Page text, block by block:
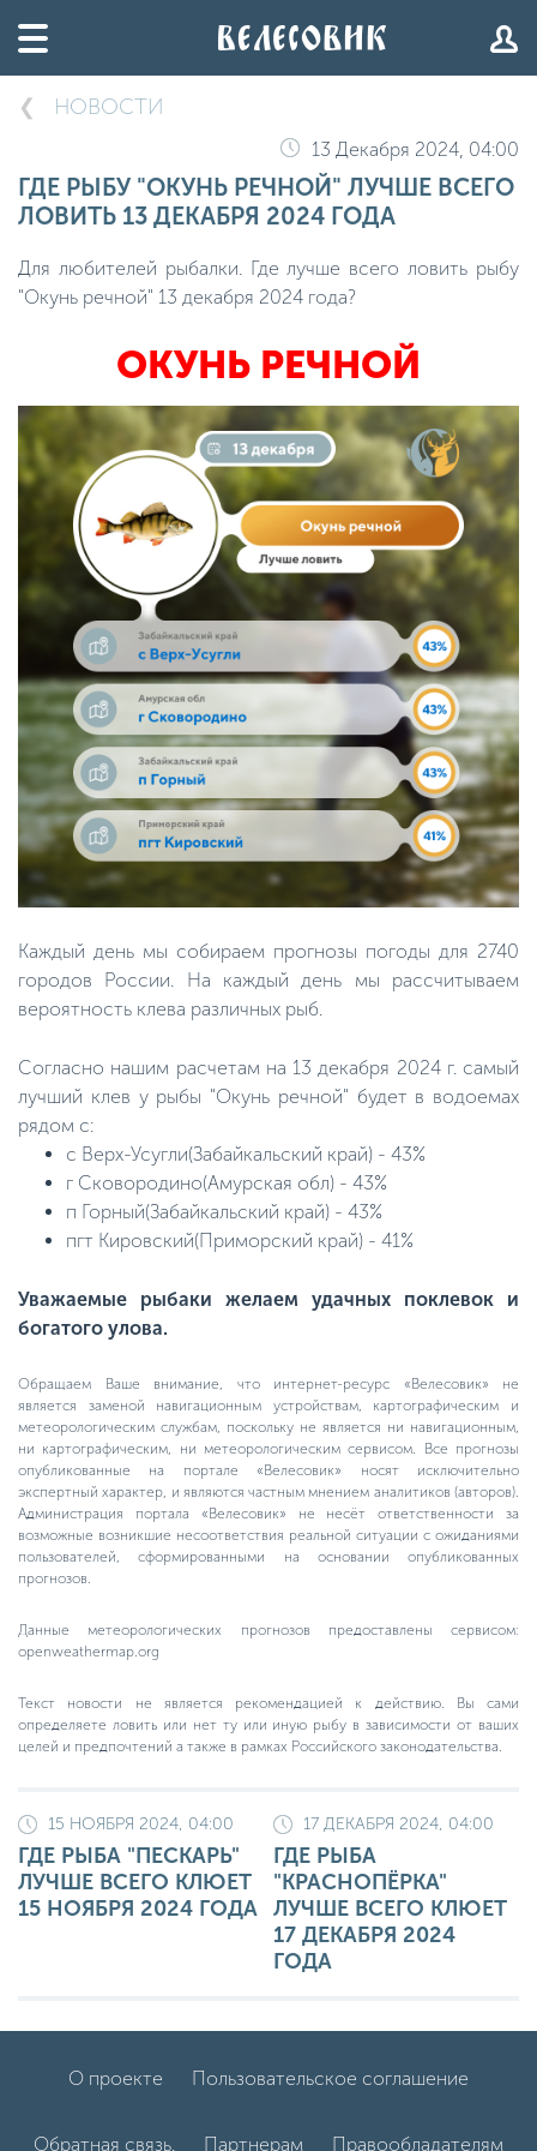
НОВОСТИ
13 Декабря 2024, 04:00
ГДЕ РЫБУ "ОКУНЬ РЕЧНОЙ" ЛУЧШЕ ВСЕГО
ЛОВИТЬ 13 ДЕКАБРЯ 2024 ГОДА
Для любителей рыбалки. Где лучше всего ловить рыбу
"Окунь речной" 13 декабря 2024 года?
ОКУНЬ РЕЧНОЙ
Каждый день мы собираем прогнозы погоды для 2740
городов России. На каждый день мы рассчитываем
вероятность клева различных рыб.
Согласно нашим расчетам на 13 декабря 2024 г. самый
лучший клев у рыбы "Окунь речной" будет в водоемах
рядом с:
с Верх-Усугли(Забайкальский край) - 43%
г Сковородино(Амурская обл) - 43%
п Горный(Забайкальский край) - 43%
пгт Кировский(Приморский край) - 41%
Уважаемые рыбаки желаем удачных поклевок и
богатого улова.
Обращаем Ваше внимание, что интернет-ресурс «Велесовик» не
является заменой навигационным устройствам, картографическим и
метеорологическим службам, поскольку не является ни навигационным,
ни картографическим, ни метеорологическим сервисом. Все прогнозы
опубликованные на портале «Велесовик» носят исключительно
экспертный характер, и являются частным мнением аналитиков (авторов).
Администрация портала «Велесовик» не несёт ответственности за
возможные возникшие несоответствия реальной ситуации с ожиданиями
пользователей, сформированными на основании опубликованных
прогнозов.
Данные метеорологических прогнозов предоставлены сервисом:
openweathermap.org
Текст новости не является рекомендацией к действию. Вы сами
определяете ловить или нет ту или иную рыбу в зависимости от ваших
целей и предпочтений а также в рамках Российского законодательства.
15 НОЯБРЯ 2024, 04:00
ГДЕ РЫБА "ПЕСКАРЬ"
ЛУЧШЕ ВСЕГО КЛЮЕТ
15 НОЯБРЯ 2024 ГОДА
17 ДЕКАБРЯ 2024, 04:00
ГДЕ РЫБА
"КРАСНОПЁРКА"
ЛУЧШЕ ВСЕГО КЛЮЕТ
17 ДЕКАБРЯ 2024
ГОДА
О проекте Пользовательское соглашение
Обратная связь. Партнерам Правообладателям